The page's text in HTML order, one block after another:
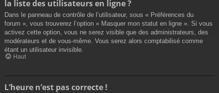
la liste des utilisateurs en ligne ?
Dans le panneau de contrôle de l’utilisateur, sous « Préférences du
forum », vous trouverez l’option « Masquer mon statut en ligne ». Si vous
activez cette option, vous ne serez visible que des administrateurs, des
modérateurs et de vous-même. Vous serez alors comptabilisé comme
étant un utilisateur invisible.
Haut
L’heure n’est pas correcte !